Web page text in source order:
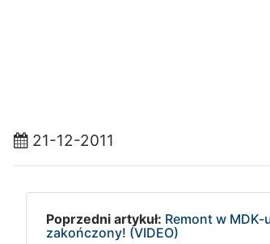
21-12-2011
Poprzedni artykuł: Remont w MDK-
zakończony! (VIDEO)